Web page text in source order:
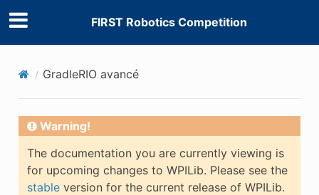
FIRST Robotics Competition
GradleRIO avancé
Warning!
The documentation you are currently viewing is
for upcoming changes to WPILib. Please see the
stableversion for the current release of WPILib.